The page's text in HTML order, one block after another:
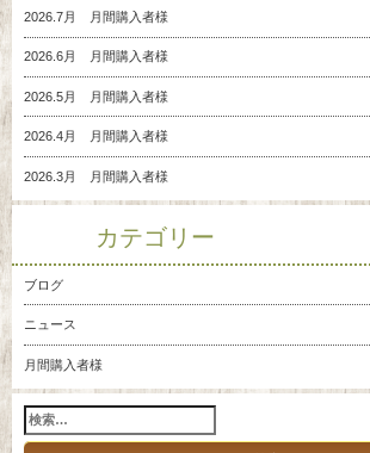
2026.7月 月間購入者様
2026.6月 月間購入者様
2026.5月 月間購入者様
2026.4月 月間購入者様
2026.3月 月間購入者様
カテゴリー
ブログ
ニュース
月間購入者様
検
索: